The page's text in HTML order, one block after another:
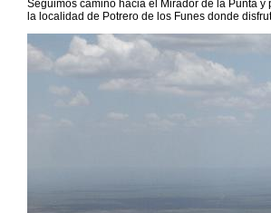
Seguimos camino hacia el Mirador de la Punta
la localidad de Potrero de los Funes donde